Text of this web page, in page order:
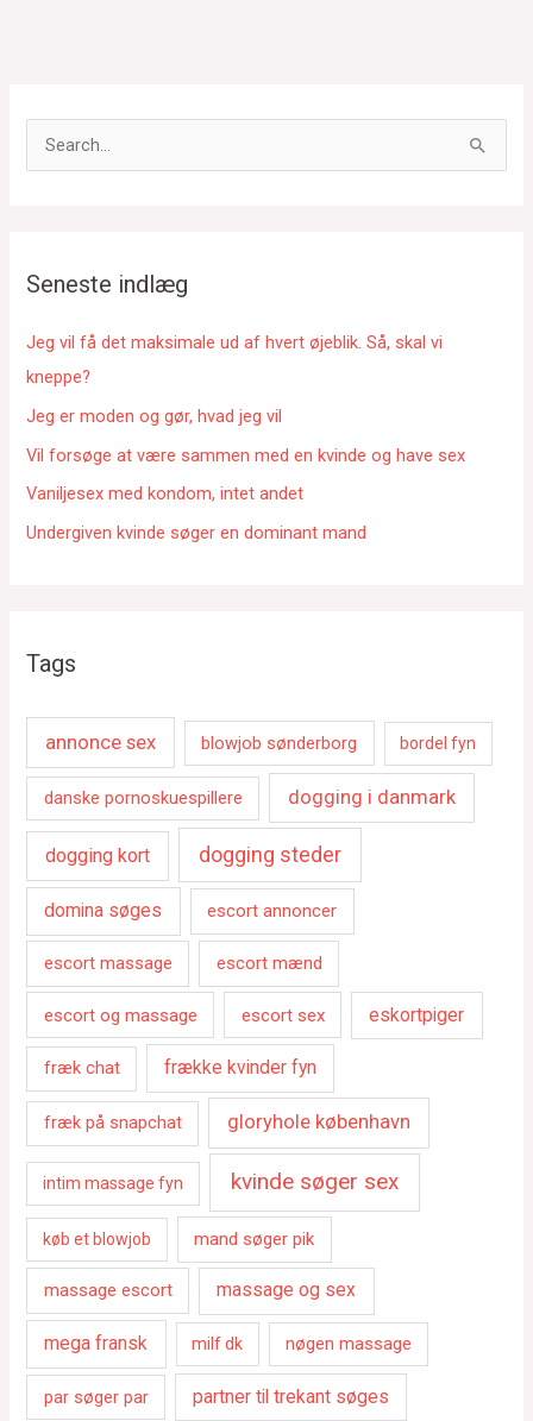
ø
f
e
r
Seneste indlæg
Jeg vil få det maksimale ud af hvert øjeblik. Så, skal vi
kneppe?
Jeg er moden og gør, hvad jeg vil
Vil forsøge at være sammen med en kvinde og have sex
Vaniljesex med kondom, intet andet
Undergiven kvinde søger en dominant mand
Tags
annonce sex blowjob sønderborg bordel fyn
danske pornoskuespillere dogging i danmark
dogging kort dogging steder
domina søges escort annoncer
escort massage escort mænd
escort og massage escort sex eskortpiger
fræk chat frække kvinder fyn
fræk på snapchat gloryhole københavn
intim massage fyn kvinde søger sex
køb et blowjob mand søger pik
massage escort massage og sex
mega fransk milf dk nøgen massage
par søger par partner til trekant søges